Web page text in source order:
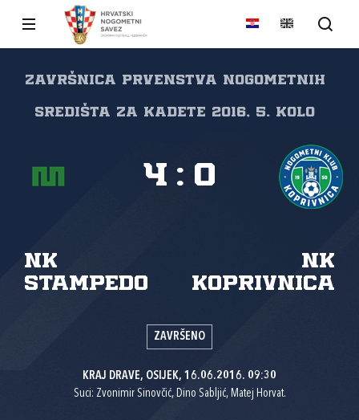
Završnica prvenstva Nogometnih
središta za kadete 2016, 5. kolo
NK
Stampedo
NK
Koprivnica
4 : 0
ZAVRŠENO
KRAJ DRAVE, OSIJEK, 16.06.2016. 09:30
Suci: Zvonimir Sinovčić, Dino Sabljić, Matej Horvat.